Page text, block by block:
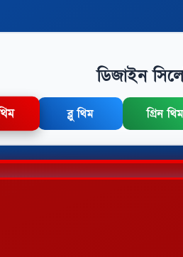
ডিজাইন
ব্লু থিম গ্রিন থিম